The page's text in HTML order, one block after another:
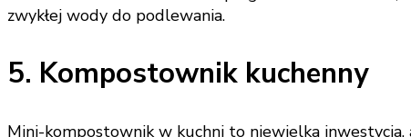
zwykłej wody do podlewania.
5. Kompostownik kuchenny
Mini-kompostownik w kuchni to niewielka